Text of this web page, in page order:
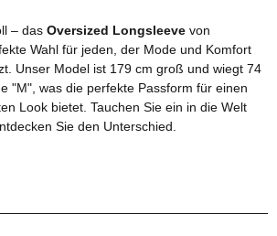
– das Oversized Longsleeve von
Wahl für jeden, der Mode und Komfort
Unser Model ist 179 cm groß und wiegt 74
"M", was die perfekte Passform für einen
Look bietet. Tauchen Sie ein in die Welt
Sie den Unterschied.